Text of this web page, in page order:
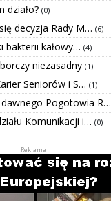
działo? (0)
decyzja Rady M… (6)
bakterii kałowy… (4)
niezasadny (1)
Seniorów i S… (1)
Pogotowia R…
Komunikacji i… (0)